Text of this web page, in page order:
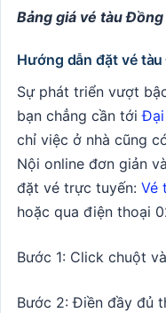
Bảng giá vé tàu Đồng
Hướng dẫn đặt vé
Sự phát triển vượt
bạn chẳng cần tớiĐại
chỉ việc ở nhà cũng
Nội online đơn giản
đặt vé trực tuyến: Vé
hoặc qua điện thoại
Bước 1: Click chuột
Bước 2: Điền đầy đủ